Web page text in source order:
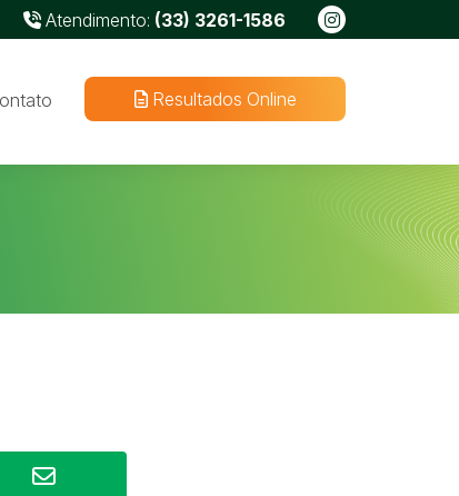
Atendimento: (33) 3261-1586
Resultados Online